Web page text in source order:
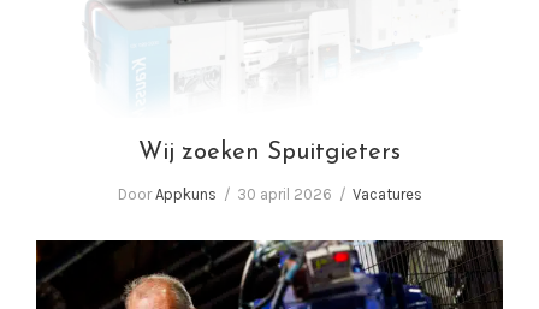
Wij zoeken Spuitgieters
DoorAppkuns 30 april 2026 Vacatures